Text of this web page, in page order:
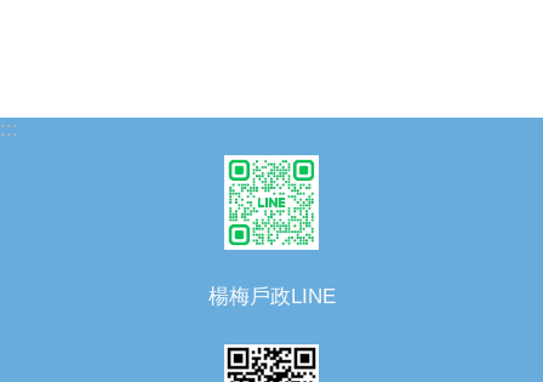
:::
楊梅戶政LINE